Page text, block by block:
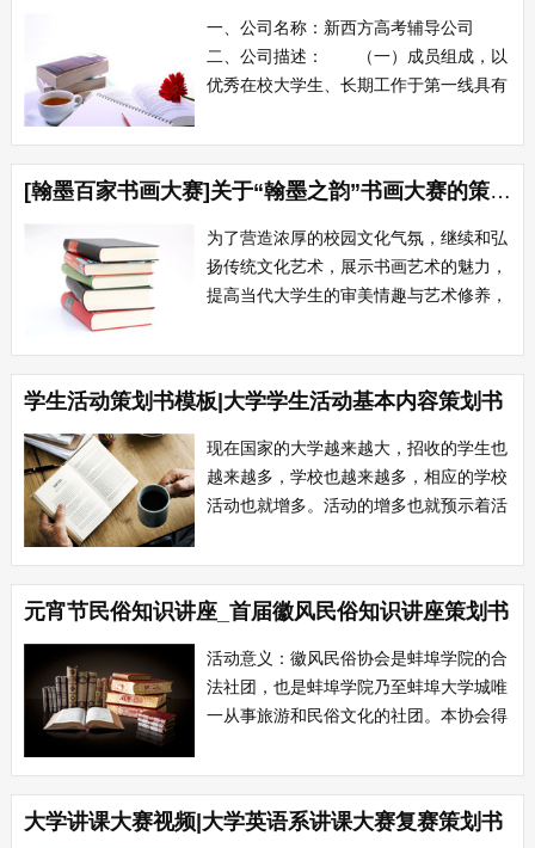
体现各系团队之间的竞争精神和集体凝聚
力。我校特...
一、公司名称：新西方高考辅导公司
二、公司描述： （一）成员组成，以
优秀在校大学生、长期工作于第一线具有
主； （二）业务方面，以为广大高中
生提供一对一式高中各科学习考试辅导、
学生心理辅导和高考志愿填报辅导的一条
龙式服务为主，同时在大学中兼营家政服
务信息提...
[翰墨百家书画大赛]关于“翰墨之韵”书画大赛的策划书
为了营造浓厚的校园文化气氛，继续和弘
扬传统文化艺术，展示书画艺术的魅力，
提高当代大学生的审美情趣与艺术修养，
谊。 一 主办单位：学工处 院团
委 二 承办单位：装饰艺术设计
系 三 参赛对象： 四 参赛作品要
求： 1 作品内容与大赛主题相关
2 ...
学生活动策划书模板|大学学生活动基本内容策划书
现在国家的大学越来越大，招收的学生也
越来越多，学校也越来越多，相应的学校
活动也就增多。活动的增多也就预示着活
有学生来书写，所以如何写活动策划书也
就成了一个问题。 其实活动策划书并
不是很难写，只要掌握了些策划书的方
法，写策划书那真是手到擒来，只是方法
的问题。...
元宵节民俗知识讲座_首届徽风民俗知识讲座策划书
活动意义：徽风民俗协会是蚌埠学院的合
法社团，也是蚌埠学院乃至蚌埠大学城唯
一从事旅游和民俗文化的社团。本协会得
请了专职的指导老师。本协会通过展览、
研究、实地考察将安徽特有的生产风俗、
节令习俗及景点文化从多角度展示、传
大学讲课大赛视频|大学英语系讲课大赛复赛策划书